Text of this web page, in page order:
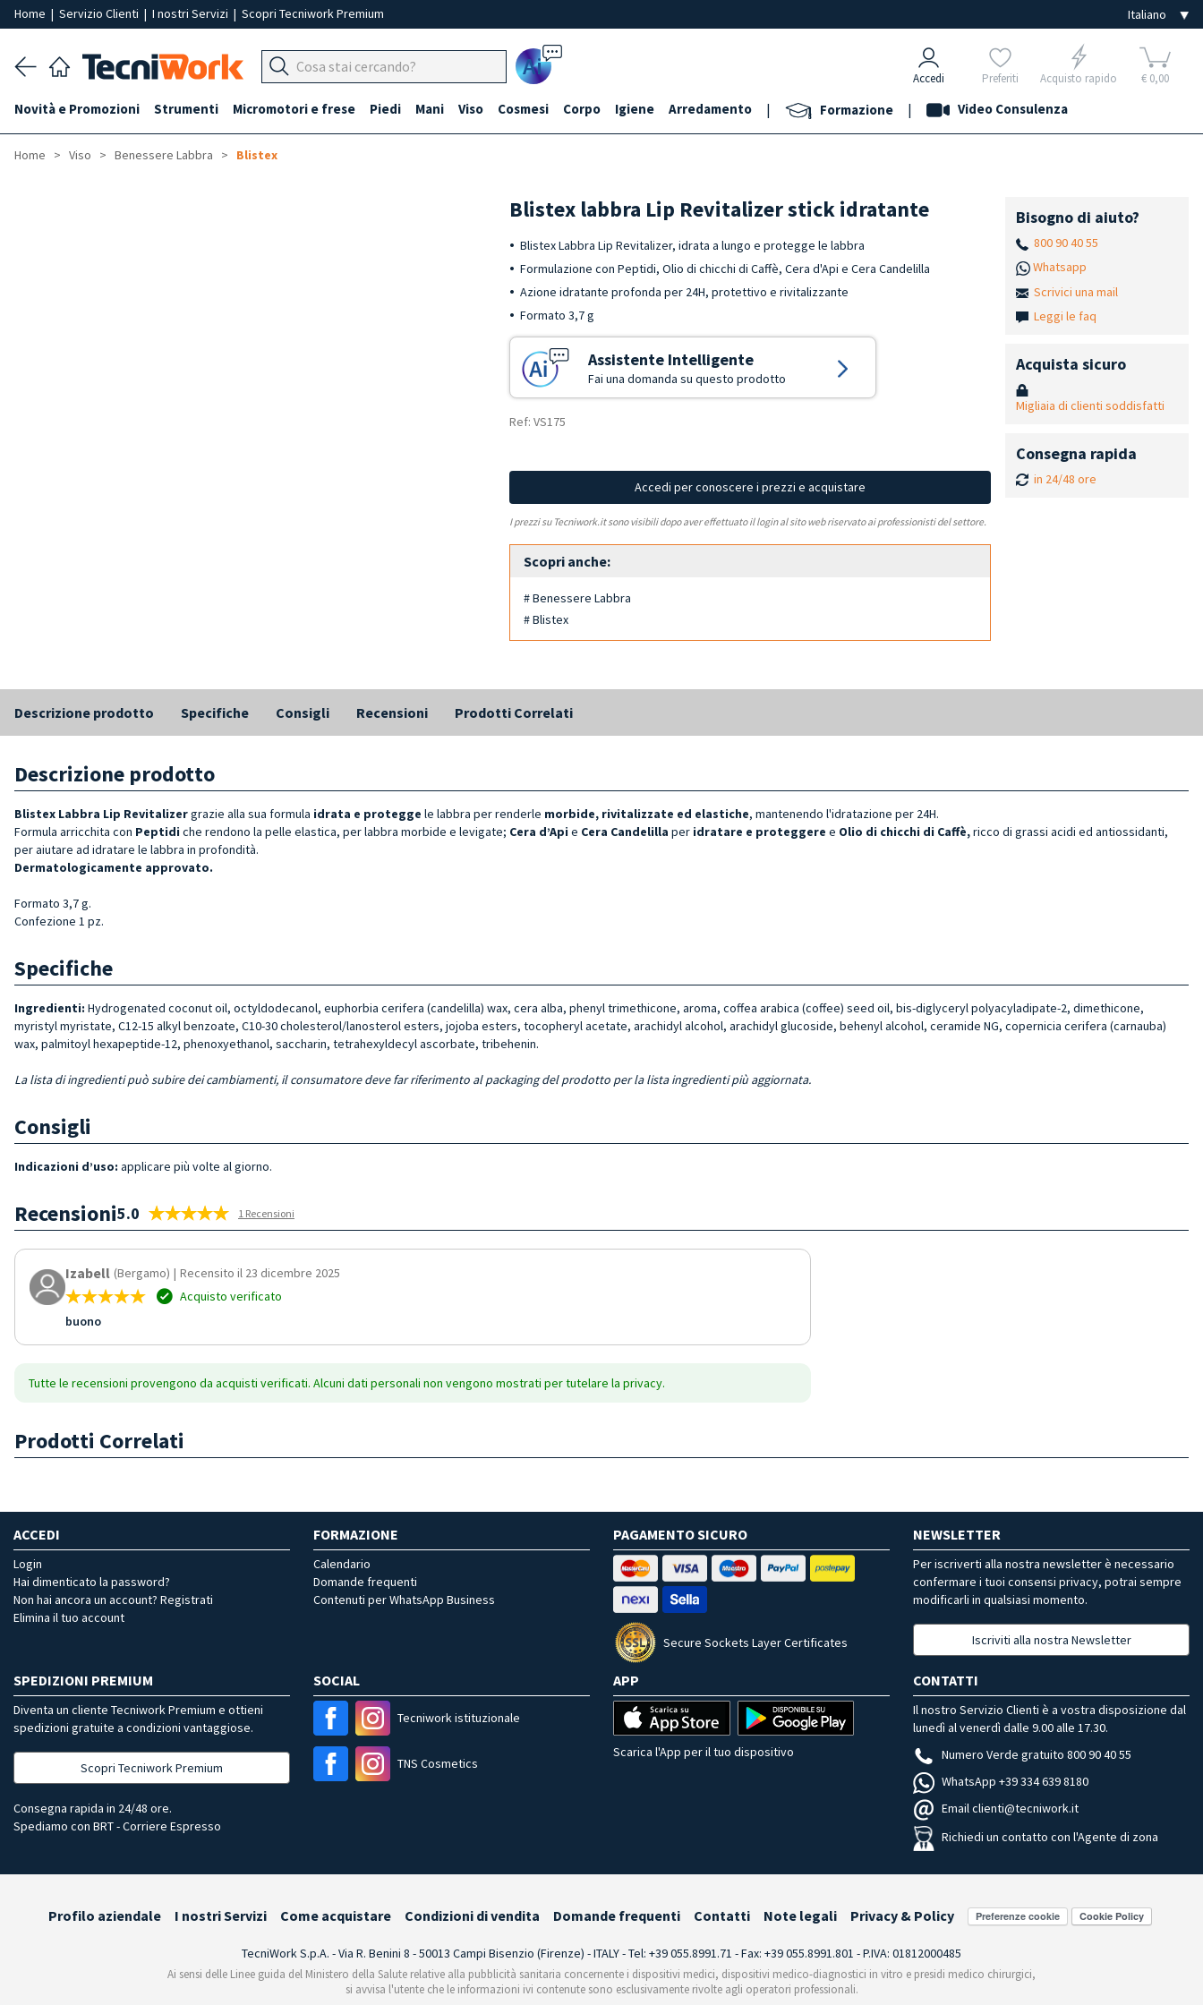
Home | Servizio Clienti | I nostri Servizi | Scopri Tecniwork Premium
Ai Accedi Preferiti Acquisto rapido € 0,00
Novità e Promozioni Strumenti Micromotori e frese Piedi Mani Viso Cosmesi Corpo Igiene Arredamento | Formazione | Video Consulenza
Home Viso Benessere Labbra Blistex
Blistex labbra Lip Revitalizer stick idratante
Blistex Labbra Lip Revitalizer, idrata a lungo e protegge le labbra
Formulazione con Peptidi, Olio di chicchi di Caffè, Cera d'Api e Cera Candelilla
Azione idratante profonda per 24H, protettivo e rivitalizzante
Formato 3,7 g
Assistente Intelligente
Fai una domanda su questo prodotto
Ref: VS175
Accedi per conoscere i prezzi e acquistare
I prezzi su Tecniwork.it sono visibili dopo aver effettuato il login al sito web riservato ai professionisti del settore.
Scopri anche:
# Benessere Labbra
# Blistex
Bisogno di aiuto?
800 90 40 55
Whatsapp
Scrivici una mail
Leggi le faq
Acquista sicuro
Migliaia di clienti soddisfatti
Consegna rapida
in 24/48 ore
Descrizione prodotto Specifiche Consigli Recensioni Prodotti Correlati
Descrizione prodotto
Blistex Labbra Lip Revitalizergrazie alla sua formula idrata e protegge le labbra per renderle morbide, rivitalizzate ed elastiche, mantenendo l'idratazione per 24H.
Formula arricchita con Peptidi che rendono la pelle elastica, per labbra morbide e levigate; Cera d’Api e Cera Candelilla per idratare e proteggere e Olio di chicchi di Caffè,ricco di grassi acidi ed antiossidanti,
per aiutare ad idratare le labbra in profondità.
Dermatologicamente approvato.
Formato 3,7 g.
Confezione 1 pz.
Specifiche
Ingredienti: Hydrogenated coconut oil, octyldodecanol, euphorbia cerifera (candelilla) wax, cera alba, phenyl trimethicone, aroma, coffea arabica (coffee) seed oil, bis-diglyceryl polyacyladipate-2, dimethicone,
myristyl myristate, C12-15 alkyl benzoate, C10-30 cholesterol/lanosterol esters, jojoba esters, tocopheryl acetate, arachidyl alcohol, arachidyl glucoside, behenyl alcohol, ceramide NG, copernicia cerifera (carnauba)
wax, palmitoyl hexapeptide-12, phenoxyethanol, saccharin, tetrahexyldecyl ascorbate, tribehenin.
La lista di ingredienti può subire dei cambiamenti, il consumatore deve far riferimento al packaging del prodotto per la lista ingredienti più aggiornata.
Consigli
Indicazioni d’uso: applicare più volte al giorno.
Recensioni5.0 1 Recensioni
Izabell (Bergamo) | Recensito il 23 dicembre 2025
Acquisto verificato
buono
Tutte le recensioni provengono da acquisti verificati. Alcuni dati personali non vengono mostrati per tutelare la privacy.
Prodotti Correlati
ACCEDI
Login
Hai dimenticato la password?
Non hai ancora un account? Registrati
Elimina il tuo account
FORMAZIONE
Calendario
Domande frequenti
Contenuti per WhatsApp Business
PAGAMENTO SICURO
Secure Sockets Layer Certificates
NEWSLETTER
Per iscriverti alla nostra newsletter è necessario
confermare i tuoi consensi privacy, potrai sempre
modificarli in qualsiasi momento.
Iscriviti alla nostra Newsletter
SPEDIZIONI PREMIUM
Diventa un cliente Tecniwork Premium e ottieni
spedizioni gratuite a condizioni vantaggiose.
Scopri Tecniwork Premium
Consegna rapida in 24/48 ore.
Spediamo con BRT - Corriere Espresso
SOCIAL
Tecniwork istituzionale
TNS Cosmetics
APP
Scarica l'App per il tuo dispositivo
CONTATTI
Il nostro Servizio Clienti è a vostra disposizione dal
lunedì al venerdì dalle 9.00 alle 17.30.
Numero Verde gratuito 800 90 40 55
WhatsApp +39 334 639 8180
Email clienti@tecniwork.it
Richiedi un contatto con l'Agente di zona
Profilo aziendale I nostri Servizi Come acquistare Condizioni di vendita Domande frequenti Contatti Note legali Privacy & Policy Preferenze cookie
TecniWork S.p.A. - Via R. Benini 8 - 50013 Campi Bisenzio (Firenze) - ITALY - Tel: +39 055.8991.71 - Fax: +39 055.8991.801 - P.IVA: 01812000485
Ai sensi delle Linee guida del Ministero della Salute relative alla pubblicità sanitaria concernente i dispositivi medici, dispositivi medico-diagnostici in vitro e presidi medico chirurgici,
si avvisa l'utente che le informazioni ivi contenute sono esclusivamente rivolte agli operatori professionali.